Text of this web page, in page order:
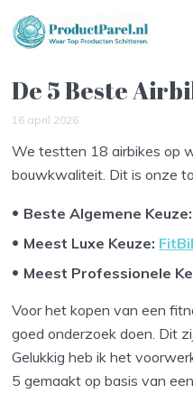
De 5 Beste
16 april 2026
We testten 18 airbikes op
bouwkwaliteit. Dit is onze
Beste Algemene Keuze:
Meest Luxe Keuze:
Meest Professionele
Voor het kopen van een
goed onderzoek doen. Dit
Gelukkig heb ik het
5 gemaakt op basis van